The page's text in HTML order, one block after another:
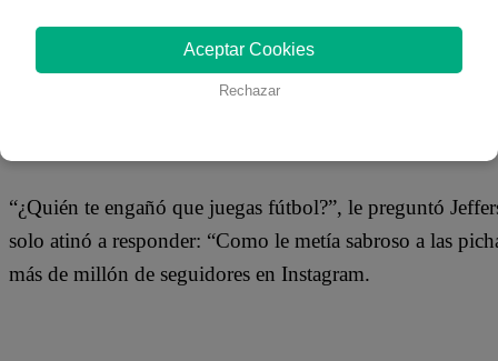
¿Cómo así? Todo comenzó cuando el modelo pidió a
responderlas y publicar las que más les gustaran, sin
de la ‘bicolor’ con la única intensión de trolearlo de la
“¿Quién te engañó que juegas fútbol?”, le preguntó
solo atinó a responder: “Como le metía sabroso a las
más de millón de seguidores en Instagram.
Aceptar Cookies
Rechazar